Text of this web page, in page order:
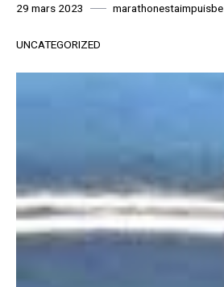
29 mars 2023 marathonestaimpuisbe
UNCATEGORIZED